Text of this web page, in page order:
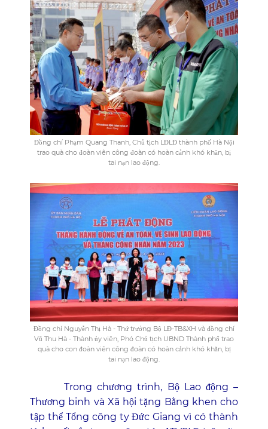
Đồng chí Phạm Quang Thanh, Chủ tịch LĐLĐ thành phố Hà Nội
trao quà cho đoàn viên công đoàn có hoàn cảnh khó khăn, bị
tai nạn lao động.
Đồng chí Nguyễn Thị Hà - Thứ trưởng Bộ LĐ-TB&XH và đồng chí
Vũ Thu Hà - Thành ủy viên, Phó Chủ tịch UBND Thành phố trao
quà cho con đoàn viên công đoàn có hoàn cảnh khó khăn, bị
tai nạn lao động.
Trong chương trình, Bộ Lao động –
Thương binh và Xã hội tặng Bằng khen cho
tập thể Tổng công ty Đức Giang vì có thành